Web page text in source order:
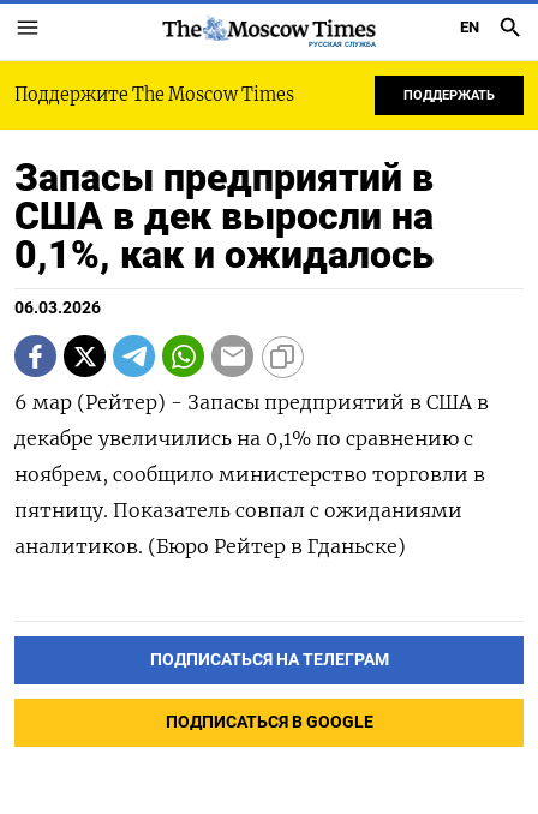
РУССКАЯ СЛУЖБА
EN
Поддержите The Moscow Times ПОДДЕРЖАТЬ
Запасы предприятий в
США в дек выросли на
0,1%, как и ожидалось
06.03.2026
6 ‌мар (Рейтер) - ​Запасы ​предприятий в ​США ⁠в
‌декабре увеличились ‌на ​0,1% ‌по ​сравнению ‌с
ноябрем, ​сообщило министерство ​торговли ‌в ​
пятницу. Показатель совпал ​с ⁠ожиданиями
‌аналитиков. (Бюро ‌Рейтер ​в ‌Гданьске)
ПОДПИСАТЬСЯ НА ТЕЛЕГРАМ
ПОДПИСАТЬСЯ В GOOGLE